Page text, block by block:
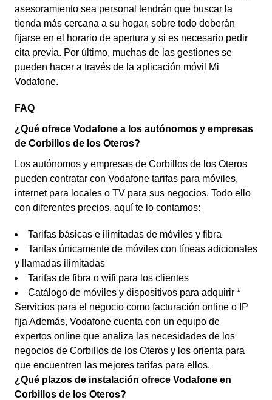
asesoramiento sea personal tendrán que buscar la
tienda más cercana a su hogar, sobre todo deberán
fijarse en el horario de apertura y si es necesario pedir
cita previa. Por último, muchas de las gestiones se
pueden hacer a través de la aplicación móvil Mi
Vodafone.
FAQ
¿Qué ofrece Vodafone a los autónomos y empresas
de Corbillos de los Oteros?
Los autónomos y empresas de Corbillos de los Oteros
pueden contratar con Vodafone tarifas para móviles,
internet para locales o TV para sus negocios. Todo ello
con diferentes precios, aquí te lo contamos:
Tarifas básicas e ilimitadas de móviles y fibra
Tarifas únicamente de móviles con líneas adicionales
y llamadas ilimitadas
Tarifas de fibra o wifi para los clientes
Catálogo de móviles y dispositivos para adquirir *
Servicios para el negocio como facturación online o IP
fija Además, Vodafone cuenta con un equipo de
expertos online que analiza las necesidades de los
negocios de Corbillos de los Oteros y los orienta para
que encuentren las mejores tarifas para ellos.
¿Qué plazos de instalación ofrece Vodafone en
Corbillos de los Oteros?